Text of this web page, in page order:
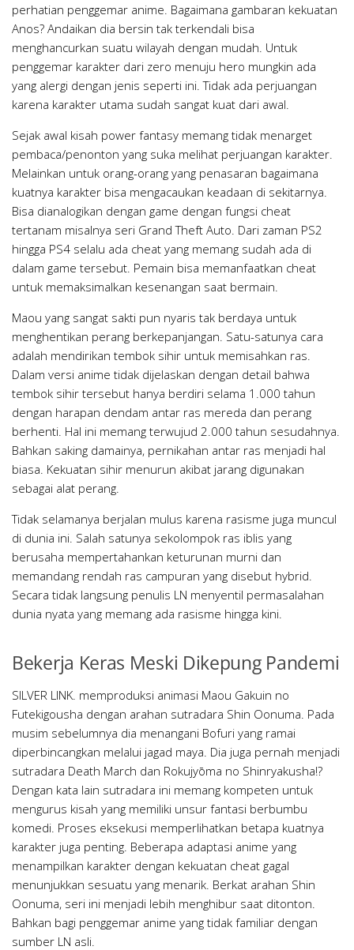
perhatian penggemar anime. Bagaimana gambaran kekuatan
Anos? Andaikan dia bersin tak terkendali bisa
menghancurkan suatu wilayah dengan mudah. Untuk
penggemar karakter dari zero menuju hero mungkin ada
yang alergi dengan jenis seperti ini. Tidak ada perjuangan
karena karakter utama sudah sangat kuat dari awal.
Sejak awal kisah power fantasy memang tidak menarget
pembaca/penonton yang suka melihat perjuangan karakter.
Melainkan untuk orang-orang yang penasaran bagaimana
kuatnya karakter bisa mengacaukan keadaan di sekitarnya.
Bisa dianalogikan dengan game dengan fungsi cheat
tertanam misalnya seri Grand Theft Auto. Dari zaman PS2
hingga PS4 selalu ada cheat yang memang sudah ada di
dalam game tersebut. Pemain bisa memanfaatkan cheat
untuk memaksimalkan kesenangan saat bermain.
Maou yang sangat sakti pun nyaris tak berdaya untuk
menghentikan perang berkepanjangan. Satu-satunya cara
adalah mendirikan tembok sihir untuk memisahkan ras.
Dalam versi anime tidak dijelaskan dengan detail bahwa
tembok sihir tersebut hanya berdiri selama 1.000 tahun
dengan harapan dendam antar ras mereda dan perang
berhenti. Hal ini memang terwujud 2.000 tahun sesudahnya.
Bahkan saking damainya, pernikahan antar ras menjadi hal
biasa. Kekuatan sihir menurun akibat jarang digunakan
sebagai alat perang.
Tidak selamanya berjalan mulus karena rasisme juga muncul
di dunia ini. Salah satunya sekolompok ras iblis yang
berusaha mempertahankan keturunan murni dan
memandang rendah ras campuran yang disebut hybrid.
Secara tidak langsung penulis LN menyentil permasalahan
dunia nyata yang memang ada rasisme hingga kini.
Bekerja Keras Meski Dikepung Pandemi
SILVER LINK. memproduksi animasi Maou Gakuin no
Futekigousha dengan arahan sutradara Shin Oonuma. Pada
musim sebelumnya dia menangani Bofuri yang ramai
diperbincangkan melalui jagad maya. Dia juga pernah menjadi
sutradara Death March dan Rokujyōma no Shinryakusha!?
Dengan kata lain sutradara ini memang kompeten untuk
mengurus kisah yang memiliki unsur fantasi berbumbu
komedi. Proses eksekusi memperlihatkan betapa kuatnya
karakter juga penting. Beberapa adaptasi anime yang
menampilkan karakter dengan kekuatan cheat gagal
menunjukkan sesuatu yang menarik. Berkat arahan Shin
Oonuma, seri ini menjadi lebih menghibur saat ditonton.
Bahkan bagi penggemar anime yang tidak familiar dengan
sumber LN asli.